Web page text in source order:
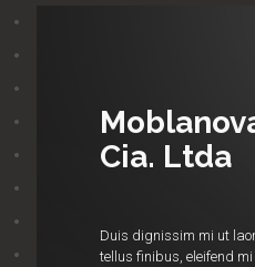
Cia. Ltda
Duis dignissim mi ut
tellus finibus, eleifend